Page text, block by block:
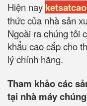
Hiện nay
thức của nhà sản
Ngoài ra chúng tôi
khẩu cao cấp cho
lý chính hãng.
Tham khảo các
tại nhà máy